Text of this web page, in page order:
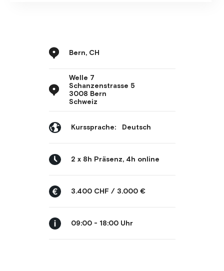
Bern, CH
Welle 7
Schanzenstrasse 5
3008 Bern
Schweiz
Kurssprache: Deutsch
2 x 8h Präsenz, 4h online
3.400 CHF / 3.000 €
09:00 - 18:00 Uhr